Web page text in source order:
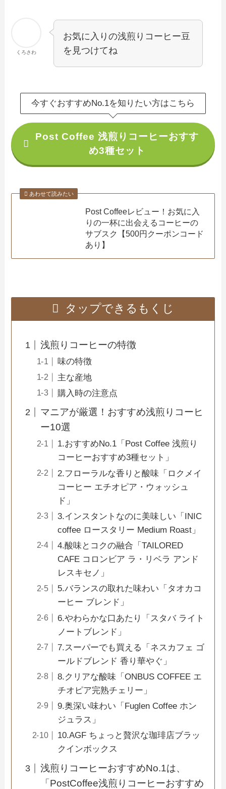
くろさわ
お気に入りの浅煎りコーヒー豆
を見つけてね
今すぐおすすめNo.1を知りたい方はこちら
Post Coffee 浅煎りコーヒーおすす
め3種セット
あわせて読みたい
Post Coffeeレビュー！お気に入
りの一杯に出会えるコーヒーの
サブスク【500円クーポンコード
あり】
タップできるもくじ
浅煎りコーヒーの特徴
味の特徴
主な産地
購入時の注意点
マニアが厳選！おすすめ浅煎りコーヒ
ー10選
1.おすすめNo.1「Post Coffee 浅煎り
コーヒーおすすめ3種セット」
2.フローラルな香りと酸味「ロクメイ
コーヒー エチオピア・ウォッシュ
ド」
3.インスタントなのに美味しい「INIC
coffee ロースタリー Medium Roast」
4.酸味とコクの融合「TAILORED
CAFE コロンビア ラ・リベラ アンド
レスキセノ」
5.バランスの取れた味わい「タオカコ
ーヒー ブレンド」
6.やわらかな口あたり「スタバ ライト
ノートブレンド」
7.スーパーでも買える「ネスカフェ ゴ
ールドブレンド 香り華やぐ」
8.クリアな酸味「ONBUS COFFEE エ
チオピア完熟チェリー」
9.奥深い味わい「Fuglen Coffee ホン
ジュラス」
10.AGF ちょっと贅沢な珈琲店ブラッ
クインボックス
浅煎りコーヒーおすすめNo.1は、
「PostCoffee浅煎りコーヒーおすすめ